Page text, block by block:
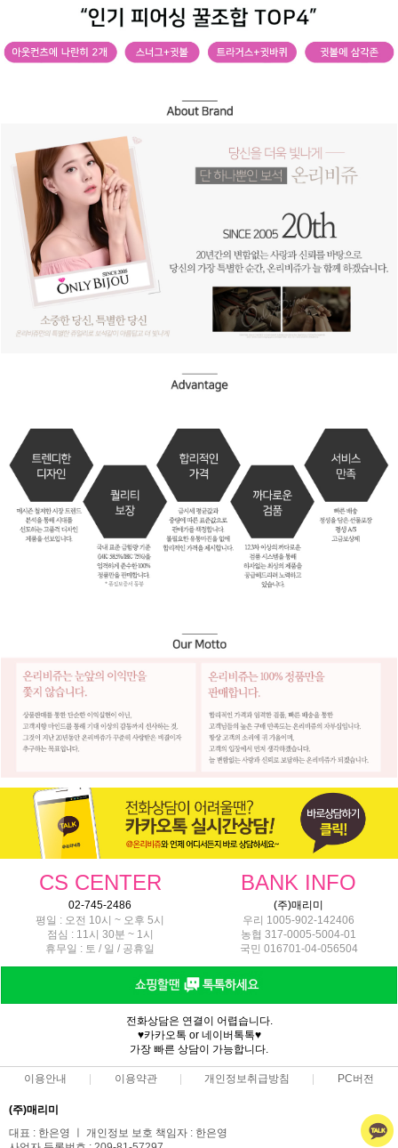
CS CENTER BANK INFO
02-745-2486
(주)매리미
평일 : 오전 10시 ~ 오후 5시
점심 : 11시 30분 ~ 1시
휴무일 : 토 / 일 / 공휴일
우리 1005-902-142406
농협 317-0005-5004-01
국민 016701-04-056504
전화상담은 연결이 어렵습니다.
♥카카오톡 or 네이버톡톡♥
가장 빠른 상담이 가능합니다.
이용안내 이용약관 개인정보취급방침 PC버전
(주)매리미
대표 : 한은영 ㅣ 개인정보 보호 책임자 : 한은영